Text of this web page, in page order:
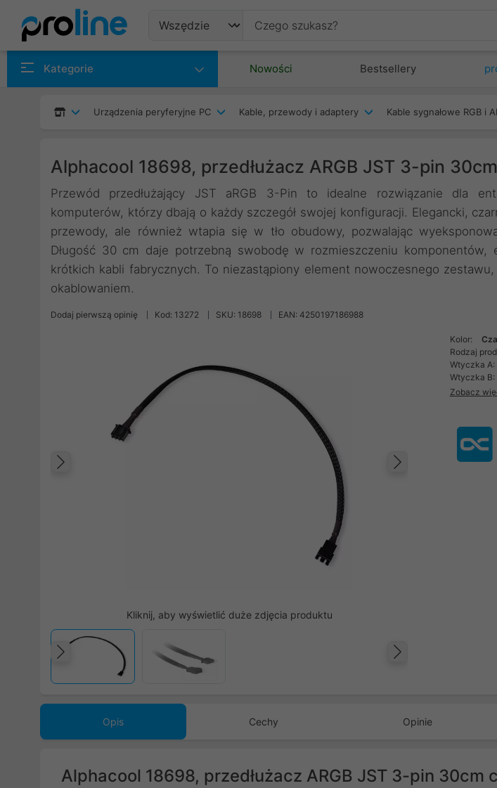
Kategorie Nowości Bestsellery
Urządzenia peryferyjne PC Kable, przewody i adaptery Kable sygnałowe RGB i
Alphacool 18698, przedłużacz ARGB JST 3-pin
Przewód przedłużający JST aRGB 3-Pin to idealne rozwiązanie dla
komputerów, którzy dbają o każdy szczegół swojej konfiguracji. Elegancki,
przewody, ale również wtapia się w tło obudowy, pozwalając
Długość 30 cm daje potrzebną swobodę w rozmieszczeniu komponentów,
krótkich kabli fabrycznych. To niezastąpiony element nowoczesnego zestawu,
okablowaniem.
Dodaj pierwszą opinię Kod: 13272 SKU: 18698 EAN: 4250197186988
Kliknij, aby wyświetlić duże zdjęcia produktu
Poprzedni
Kolor:
Rodzaj
Wtyczka A:
Wtyczka B:
Zobacz
Opis Cechy Opinie
Alphacool 18698, przedłużacz ARGB JST 3-pin 30cm